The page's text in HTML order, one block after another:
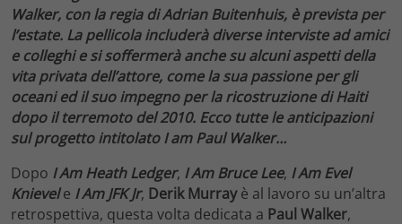
Walker, con la regia di Adrian Buitenhuis, è prevista per
l’estate. La pellicola includerà diverse interviste ad amici
e colleghi e si soffermerà anche su alcuni aspetti della
vita privata dell’attore, come la sua passione per gli
oceani ed il suo impegno per la ricostruzione di Haiti
dopo il terremoto del 2010. Ecco tutte le anticipazioni
sul progetto intitolato I am Paul Walker…
Dopo I Am Heath Ledger, I Am Bruce Lee, I Am Evel
Knievele I Am JFK Jr, Derik Murrayè al lavoro su un’altra
retrospettiva, questa volta dedicata a Paul Walker,